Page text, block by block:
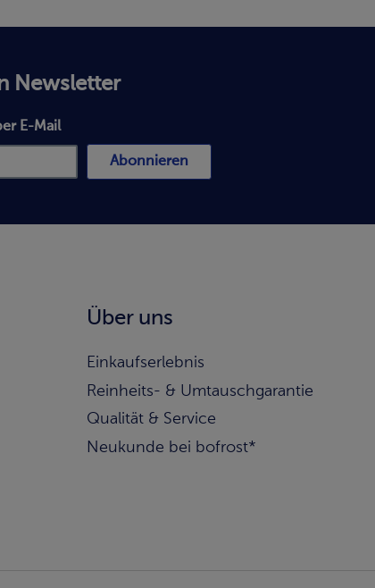
Über uns
Einkaufserlebnis
Reinheits- & Umtauschgarantie
Qualität & Service
Neukunde bei bofrost*
Newsletter
E-Mail
Abonnieren